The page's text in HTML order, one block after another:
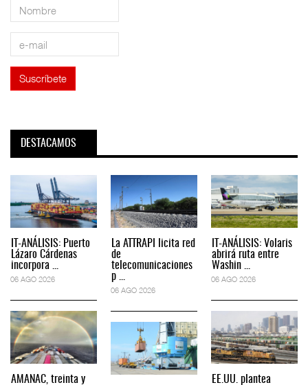
DESTACAMOS
IT-ANÁLISIS: Puerto
Lázaro Cárdenas
incorpora ...
06 AGO 2026
AMANAC, treinta y
La ATTRAPI licita red
de
telecomunicaciones
p ...
06 AGO 2026
IT-ANÁLISIS: Volaris
abrirá ruta entre
Washin ...
06 AGO 2026
EE.UU. plantea